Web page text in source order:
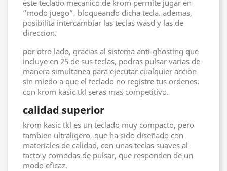
este teclado mecanico de krom permite jugar en
“modo juego”, bloqueando dicha tecla. ademas,
posibilita intercambiar las teclas wasd y las de
direccion.
por otro lado, gracias al sistema anti-ghosting que
incluye en 25 de sus teclas, podras pulsar varias de
manera simultanea para ejecutar cualquier accion
sin miedo a que el teclado no registre tus ordenes.
con krom kasic tkl seras mas competitivo.
calidad superior
krom kasic tkl es un teclado muy compacto, pero
tambien ultraligero, que ha sido diseñado con
materiales de calidad, con unas teclas suaves al
tacto y comodas de pulsar, que responden de un
modo eficaz.